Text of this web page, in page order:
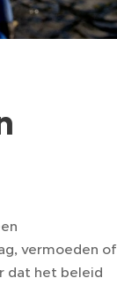
vermoeden of
dat het beleid